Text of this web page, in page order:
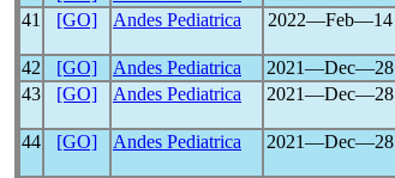
41
[GO] Andes Pediatrica 2022―Feb―14
42
[GO] Andes Pediatrica 2021―Dec―28
43
[GO] Andes Pediatrica 2021―Dec―28
44
[GO] Andes Pediatrica 2021―Dec―28